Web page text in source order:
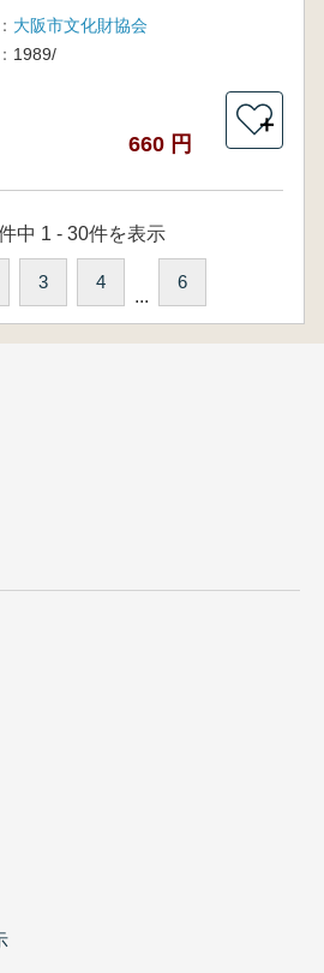
大阪市文化財協会
1989/
660 円
＋
中 1 - 30件を表示
3 4
...
6